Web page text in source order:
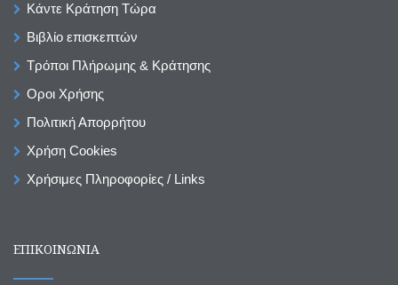
Κάντε Κράτηση Τώρα
Βιβλίο επισκεπτών
Τρόποι Πλήρωμης & Κράτησης
Οροι Χρήσης
Πολιτική Απορρήτου
Χρήση Cookies
Χρήσιμες Πληροφορίες / Links
ΕΠΙΚΟΙΝΩΝΙΑ